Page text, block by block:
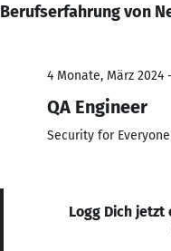
Berufserfahrung von
4 Monate, März 2024
QA Engineer
Security for Everyone
Logg Dich jetzt